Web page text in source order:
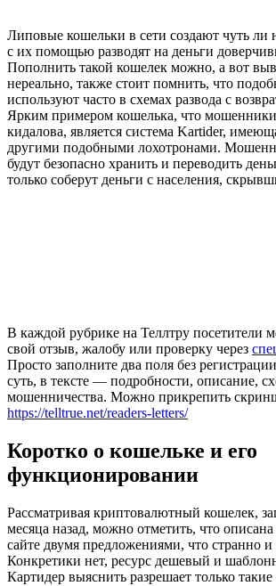
Липовые кошельки в сети создают чуть ли
с их помощью разводят на деньги
Пополнить такой кошелек можно, а вот
нереально, также стоит помнить, что
используют часто в схемах развода с
Ярким примером кошелька, что
кидалова, является система Kartider,
другими подобными лохотронами.
будут безопасно хранить и переводить
только соберут деньги с населения,
В каждой рубрике на Теллтру посетители
свой отзыв, жалобу или проверку через
Просто заполните два поля без
суть, в тексте — подробности, описание,
мошенничества. Можно прикрепить
https://telltrue.net/readers-letters/
Коротко о кошельке и его
функционировании
Рассматривая криптовалютный кошелек,
месяца назад, можно отметить, что описана
сайте двумя предложениями, что странно и
Конкретики нет, ресурс дешевый и
Картидер выяснить разрешает только такие